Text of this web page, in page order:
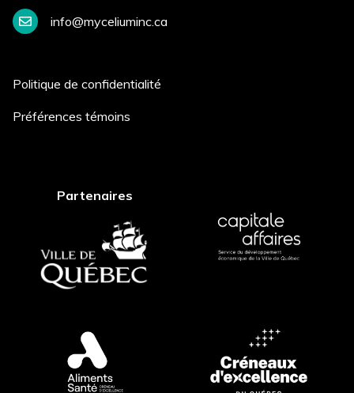
Site Internet
Description du projet *
Comment avez-vous entendu
Postuler
info@myceliuminc.ca
Politique de confidentialité
Préférences témoins
Partenaires